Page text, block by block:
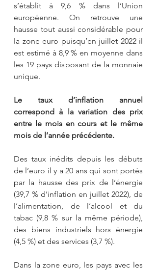
s’établit à 9,6 % dans l’Union
européenne. On retrouve une
hausse tout aussi considérable pour
la zone euro puisqu’en juillet 2022 il
est estimé à 8,9 % en moyenne dans
les 19 pays disposant de la monnaie
unique.
Le taux d’inflation annuel
correspond à la variation des prix
entre le mois en cours et le même
mois de l’année précédente.
Des taux inédits depuis les débuts
de l’euro il y a 20 ans qui sont portés
par la hausse des prix de l’énergie
(39,7 % d’inflation en juillet 2022), de
l’alimentation, de l’alcool et du
tabac (9,8 % sur la même période),
des biens industriels hors énergie
(4,5 %) et des services (3,7 %).
Dans la zone euro, les pays avec les